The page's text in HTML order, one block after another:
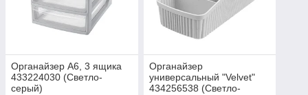
Органайзер А6, 3 ящика
433224030 (Светло-
серый)
Органайзер
универсальный "Velvet"
434256538 (Светло-